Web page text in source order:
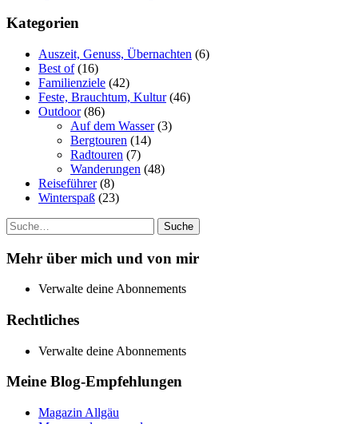
Kategorien
Auszeit, Genuss, Übernachten (6)
Best of(16)
Familienziele (42)
Feste, Brauchtum, Kultur(46)
Outdoor(86)
Auf dem Wasser(3)
Bergtouren (14)
Radtouren (7)
Wanderungen (48)
Reiseführer(8)
Winterspaß (23)
Suche
Mehr über mich und von mir
Verwalte deine Abonnements
Rechtliches
Verwalte deine Abonnements
Meine Blog-Empfehlungen
Magazin Allgäu